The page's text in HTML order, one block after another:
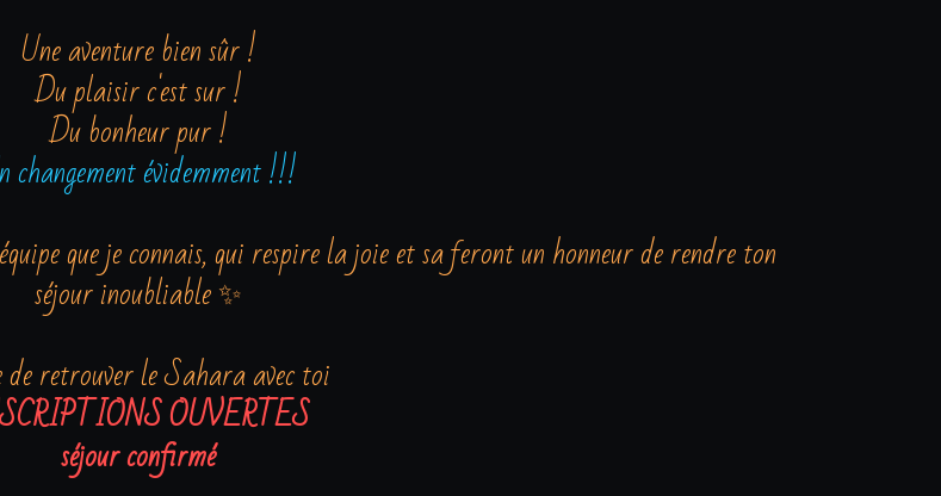
Une aventure bien sûr !
Du plaisir c'est sur !
Du bonheur pur !
changement évidemment !!!
que je connais, qui respire la joie et sa feront un honneur de rendre ton
séjour inoubliable ✨
retrouver le Sahara avec toi
OUVERTES
séjour confirmé